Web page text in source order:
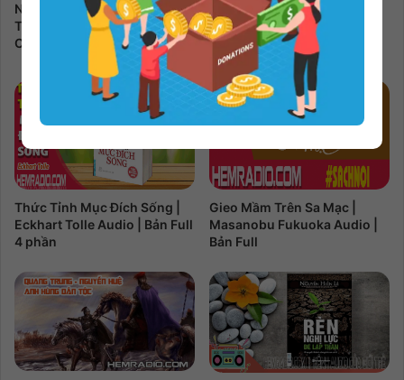
Những Đòn Tâm Lý Trong
Thuyết Phục | Robert B.
Cialdini Audio | Bản Full
Đừng Bận Tâm Vì Chuyện
Tiền Bạc | Richard Carlson
Audio | Bản Full 11 phần
Thức Tỉnh Mục Đích Sống |
Eckhart Tolle Audio | Bản Full
4 phần
Gieo Mầm Trên Sa Mạc |
Masanobu Fukuoka Audio |
Bản Full